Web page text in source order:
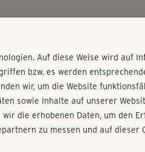
Auf diese Weise wird auf
bzw. es werden
wir, um die Website
sowie Inhalte auf unserer
die erhobenen Daten, um den
zu messen und auf dieser